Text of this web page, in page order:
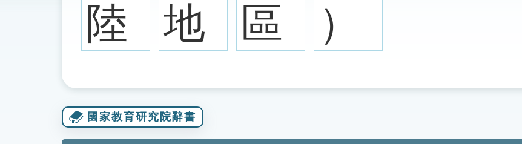
陸
地 區 ）
國家教育研究院辭書